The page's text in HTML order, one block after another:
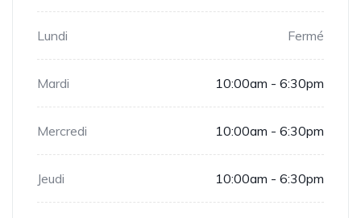
Lundi Fermé
Mardi 10:00am - 6:30pm
Mercredi 10:00am - 6:30pm
Jeudi 10:00am - 6:30pm